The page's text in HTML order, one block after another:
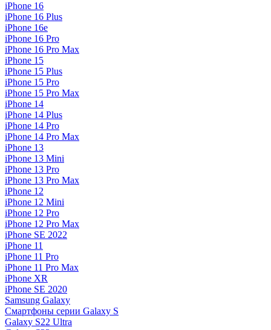
iPhone 16
iPhone 16 Plus
iPhone 16e
iPhone 16 Pro
iPhone 16 Pro Max
iPhone 15
iPhone 15 Plus
iPhone 15 Pro
iPhone 15 Pro Max
iPhone 14
iPhone 14 Plus
iPhone 14 Pro
iPhone 14 Pro Max
iPhone 13
iPhone 13 Mini
iPhone 13 Pro
iPhone 13 Pro Max
iPhone 12
iPhone 12 Mini
iPhone 12 Pro
iPhone 12 Pro Max
iPhone SE 2022
iPhone 11
iPhone 11 Pro
iPhone 11 Pro Max
iPhone XR
iPhone SE 2020
Samsung Galaxy
Смартфоны серии Galaxy S
Galaxy S22 Ultra